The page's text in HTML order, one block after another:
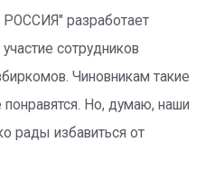
разработает
сотрудников
Чиновникам такие
Но, думаю, наши
рады избавиться от